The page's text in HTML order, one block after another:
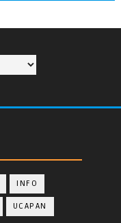
INFO
UCAPAN